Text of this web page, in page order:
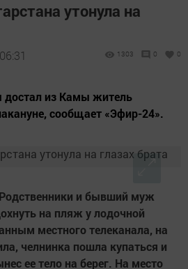
утонула на
1303 0 0
достал из Камы житель
сообщает «Эфир-24».
и бывший муж
на пляж у лодочной
местного телеканала, на
челнинка пошла купаться и
ее тело на берег. На место